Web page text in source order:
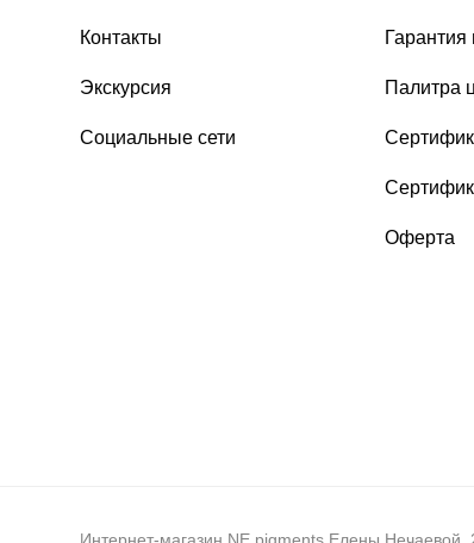
Контакты
Экскурсия
Социальные сети
Гарантия
Палитра
Оферта